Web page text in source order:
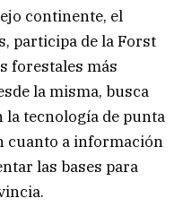
continente, el
participa de la Forst
forestales más
la misma, busca
tecnología de punta
cuanto a información
las bases para